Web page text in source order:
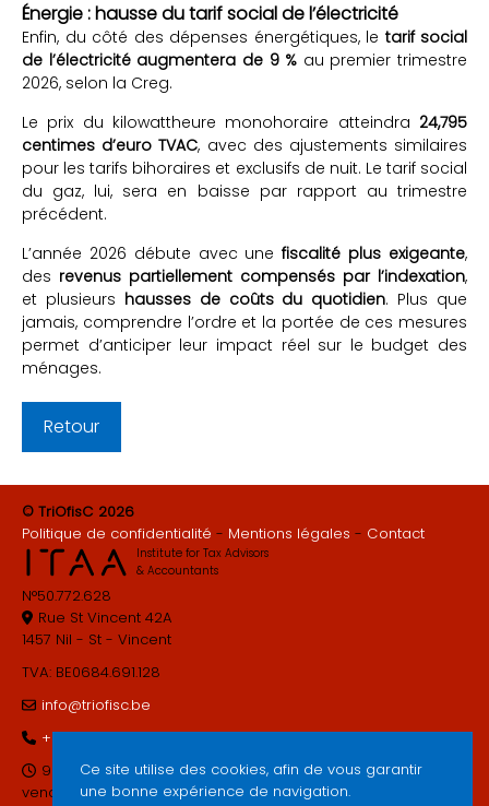
Énergie : hausse du tarif social de l’électricité
Enfin, du côté des dépenses énergétiques, le tarif social
de l’électricité augmentera de 9 % au premier trimestre
2026, selon la Creg.
Le prix du kilowattheure monohoraire atteindra 24,795
centimes d’euro TVAC, avec des ajustements similaires
pour les tarifs bihoraires et exclusifs de nuit. Le tarif social
du gaz, lui, sera en baisse par rapport au trimestre
précédent.
L’année 2026 débute avec unefiscalité plus exigeante,
des revenus partiellement compensés par l’indexation,
et plusieurs hausses de coûts du quotidien. Plus que
jamais, comprendre l’ordre et la portée de ces mesures
permet d’anticiper leur impact réel sur le budget des
ménages.
Retour
© TriOfisC 2026
Politique de confidentialité
Mentions légales Contact
Institute for Tax Advisors
& Accountants
N°50.772.628
Rue St Vincent 42A
1457 Nil - St - Vincent
TVA: BE0684.691.128
info@triofisc.be
+32 10 65 14 52
9 à 12h & 13 à 17h du lundi au
vendredi
Ce site utilise des cookies, afin de vous garantir
une bonne expérience de navigation.